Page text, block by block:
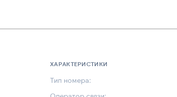
ХАРАКТЕРИСТИКИ
Тип номера: